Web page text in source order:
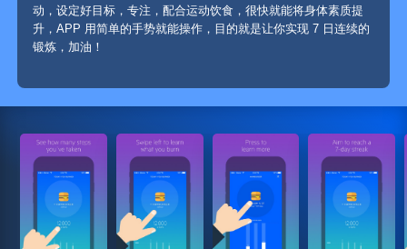
动，设定好目标，专注，配合运动饮食，很快就能将身体素质提
升，APP 用简单的手势就能操作，目的就是让你实现 7 日连续的
锻炼，加油！